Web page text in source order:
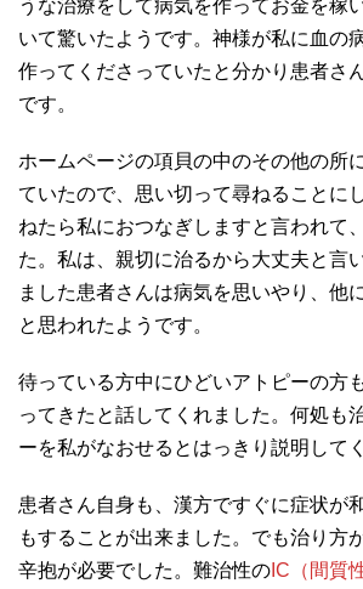
うな治療をして病気を作ってお金を稼
いて驚いたようです。神様が私に血の
作ってくださっていたと分かり患者さ
です。
ホームページの項貝の中のその他の所
ていたので、思い切って尋ねることに
ねたら私におつなぎしますと言われて
た。私は、親切に治るから大丈夫と言
ました患者さんは病気を思いやり、他
と思われたようです。
待っている方中にひどいアトピーの方
ってきたと話してくれました。何処も
ーを私がなおせるとはっきり説明して
患者さん自身も、漢方ですぐに症状が
もすることが出来ました。でも治り方
辛抱が必要でした。難治性の IC（間質